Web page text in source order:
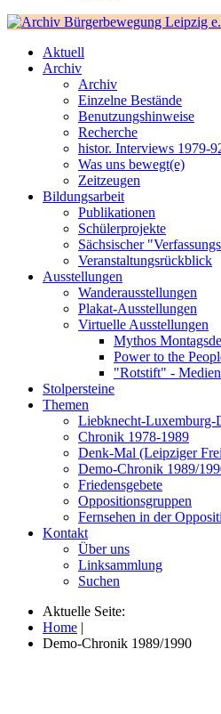
Aktuell
Archiv
Archiv
Einzelne Bestände
Benutzungshinweise
Recherche
histor. Interviews 1979-
Was uns bewegt(e)
Zeitzeugen
Bildungsarbeit
Publikationen
Schülerprojekte
Sächsischer
Veranstaltungsrückblick
Ausstellungen
Wanderausstellungen
Plakat-Ausstellungen
Virtuelle Ausstellungen
Mythos
Power to the
"Rotstift" -
Stolpersteine
Themen
Liebknecht-Luxemburg-
Chronik 1978-1989
Denk-Mal (Leipziger
Demo-Chronik 1989/
Friedensgebete
Oppositionsgruppen
Fernsehen in der
Kontakt
Über uns
Linksammlung
Suchen
Aktuelle Seite:
Home |
Demo-Chronik 1989/1990